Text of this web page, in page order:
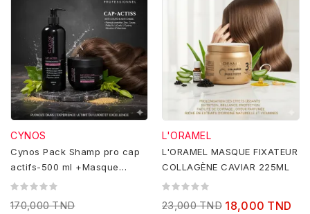
CYNOS
Cynos Pack Shamp pro cap
actifs-500 ml +Masque
500ML
170,000 TND
L'ORAMEL
L'ORAMEL MASQUE FIXATEUR
COLLAGÈNE CAVIAR 225ML
23,000 TND 18,000 TND